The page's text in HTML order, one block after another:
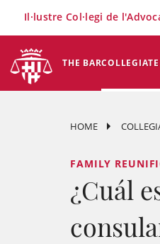
THE BAR
Il·lustre Col·legi de
HOME
FAMILY
¿Cuál